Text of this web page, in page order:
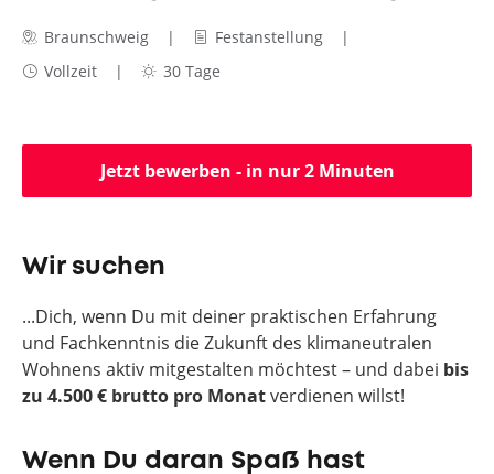
Braunschweig
Festanstellung
Vollzeit
30 Tage
Jetzt bewerben - in nur 2 Minuten
Wir suchen
...Dich, wenn Du mit deiner praktischen Erfahrung
und Fachkenntnis die Zukunft des klimaneutralen
Wohnens aktiv mitgestalten möchtest – und dabei bis
zu 4.500 € brutto pro Monatverdienen willst!
Wenn Du daran Spaß hast